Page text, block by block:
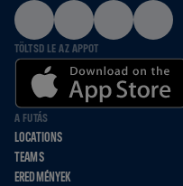
TÖLTSD LE AZ APPOT
A FUTÁS
LOCATIONS
TEAMS
EREDMÉNYEK